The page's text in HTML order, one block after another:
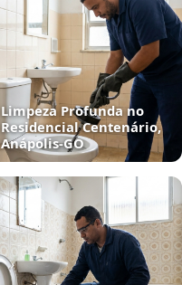
Limpeza Profunda no
Residencial Centenário,
Anápolis‑GO